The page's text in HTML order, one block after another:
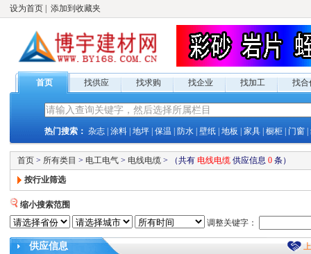
设为首页 添加到收藏夹
首页 找供应 找求购 找企业 找加工 找合
热门搜索： 杂志 涂料 地坪 保温 防水 壁纸 地板 家具 橱柜 门窗
首页 > 所有类目 > 电工电气 > 电线电缆 > （共有 电线电缆 供应信息 0 条）
按行业筛选
缩小搜索范围
调整关键字：
供应信息